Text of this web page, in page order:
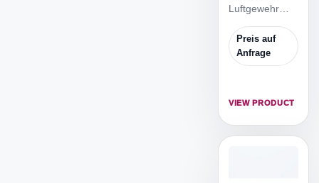
Luftgewehr
ist die
reduzierte
ISSF
um von 5m
trainieren.
Preis auf
Anfrage
VIEW PRODUCT